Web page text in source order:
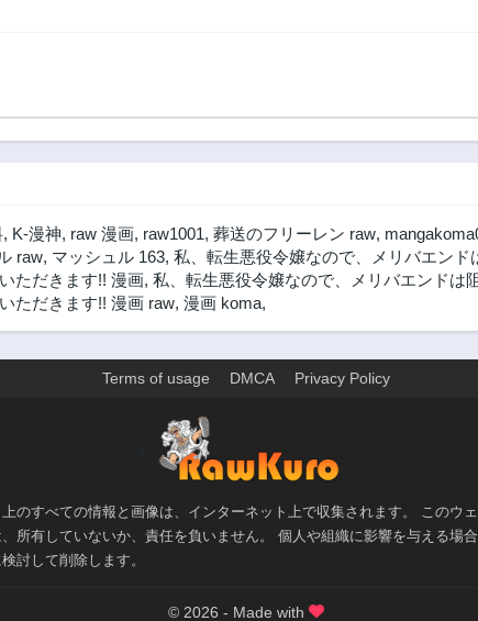
, K-漫神, raw 漫画, raw1001, 葬送のフリーレン raw,
raw, マッシュル 163, 私、転生悪役令嬢なので、メリバエン
ただきます!! 漫画, 私、転生悪役令嬢なので、メリバエンドは
ただきます!! 漫画 raw, 漫画 koma,
Terms of usage DMCA Privacy Policy
のすべての情報と画像は、インターネット上で収集されます。 このウ
所有していないか、責任を負いません。 個人や組織に影響を与える場
討して削除します。
© 2026 - Made with